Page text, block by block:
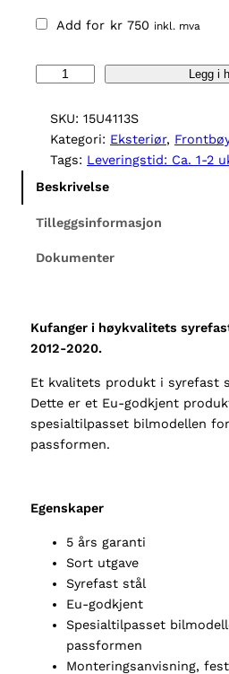
Add for kr 750 inkl. mva
y
e
u
z
D
-
M
a
0
Legg i
SKU: 15U4113S
Kategori: Eksteriør,
Tags: Leveringstid: Ca. 1-2
Beskrivelse
Tilleggsinformasjon
Dokumenter
Kufanger i høykvalitets
2012-2020.
Et kvalitets produkt i syrefast
Dette er et Eu-godkjent
spesialtilpasset bilmodellen
passformen.
Egenskaper
5 års garanti
Sort utgave
Syrefast stål
Eu-godkjent
Spesialtilpasset
passformen
Monteringsanvisning,